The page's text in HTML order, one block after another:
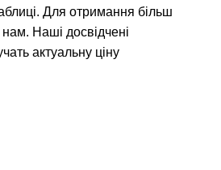
Для отримання більш
Наші досвідчені
актуальну ціну